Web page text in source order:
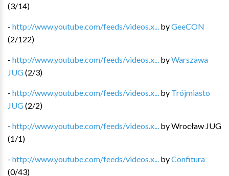
(3/14)
- http://www.youtube.com/feeds/videos.x... byGeeCON
(2/122)
- http://www.youtube.com/feeds/videos.x... byWarszawa
JUG(2/3)
- http://www.youtube.com/feeds/videos.x... by Trójmiasto
JUG(2/2)
- http://www.youtube.com/feeds/videos.x... byWrocław JUG
(1/1)
- http://www.youtube.com/feeds/videos.x... byConfitura
(0/43)